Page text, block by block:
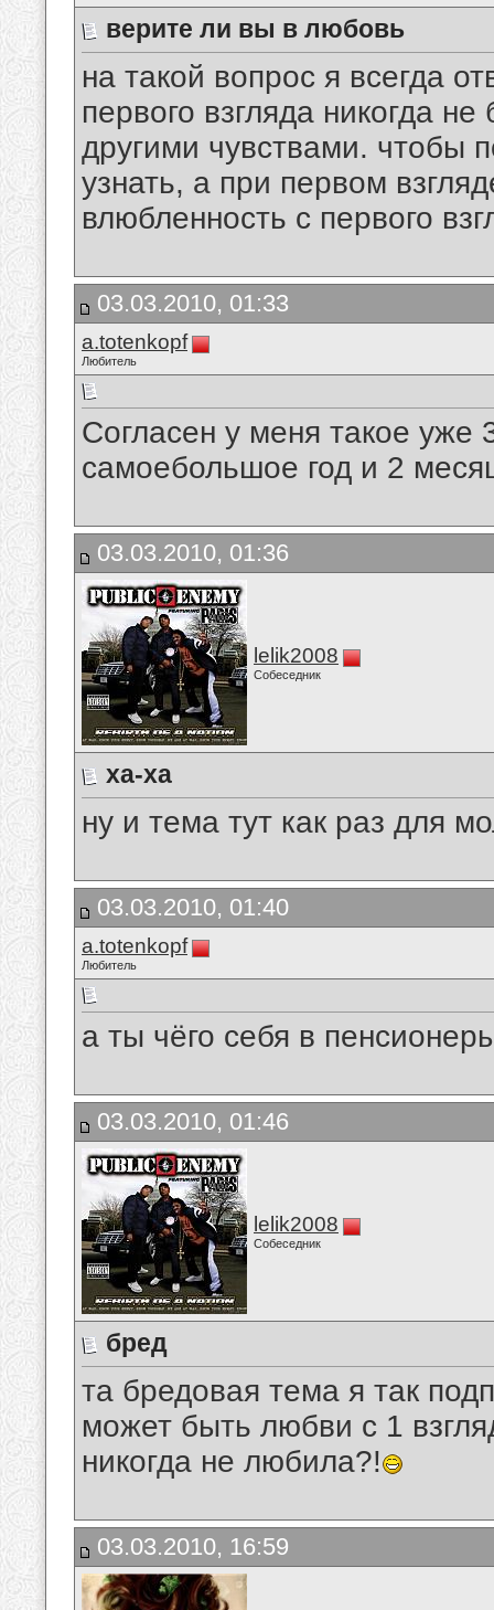
верите ли вы в любовь
на такой вопрос я всегда
первого взгляда никогда
другими чувствами. чтобы
узнать, а при первом
влюбленность с первого
03.03.2010, 01:33
a.totenkopf
Любитель
Согласен у меня такое уже
самоебольшое год и 2
03.03.2010, 01:36
lelik2008
Собеседник
ха-ха
ну и тема тут как раз для
03.03.2010, 01:40
a.totenkopf
Любитель
а ты чёго себя в
03.03.2010, 01:46
lelik2008
Собеседник
бред
та бредовая тема я так
может быть любви с 1
никогда не любила?!
03.03.2010, 16:59